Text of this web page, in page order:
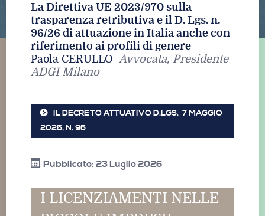
La Direttiva UE 2023/970 sulla
trasparenza retributiva e il D. Lgs. n.
96/26 di attuazione in Italia anche con
riferimento ai profili di genere
Paola CERULLO Avvocata, Presidente
ADGI Milano
IL DECRETO ATTUATIVO D.LGS. 7 MAGGIO
2026, N. 96
Pubblicato: 23 Luglio 2026
I LICENZIAMENTI NELLE